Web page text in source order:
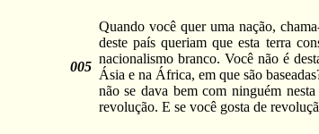
005
Quando você quer uma nação,
deste país queriam que esta terra
nacionalismo branco. Você não é
Ásia e na África, em que são
não se dava bem com ninguém
revolução. E se você gosta de